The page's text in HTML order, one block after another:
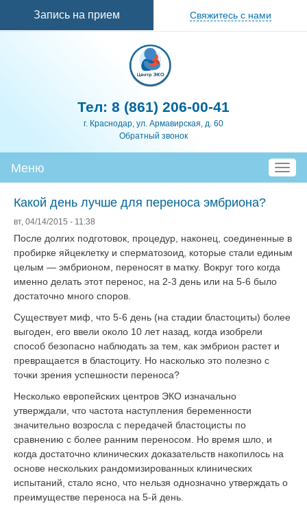
Запись на прием Свяжитесь с нами
Тел: 8 (861) 206-00-41
г. Краснодар, ул. Армавирская, д. 60
Обратный звонок
T
o
e
n
Меню
Какой день лучше для переноса эмбриона?
вт, 04/14/2015 - 11:38
После долгих подготовок, процедур, наконец, соединенные в
пробирке яйцеклетку и сперматозоид, которые стали единым
целым — эмбрионом, переносят в матку. Вокруг того когда
именно делать этот перенос, на 2-3 день или на 5-6 было
достаточно много споров.
Существует миф, что 5-6 день (на стадии бластоциты) более
выгоден, его ввели около 10 лет назад, когда изобрели
способ безопасно наблюдать за тем, как эмбрион растет и
превращается в бластоциту. Но насколько это полезно с
точки зрения успешности переноса?
Несколько европейских центров ЭКО изначально
утверждали, что частота наступления беременности
значительно возросла с передачей бластоцисты по
сравнению с более ранним переносом. Но время шло, и
когда достаточно клинических доказательств накопилось на
основе нескольких рандомизированных клинических
испытаний, стало ясно, что нельзя однозначно утверждать о
преимуществе переноса на 5-й день.